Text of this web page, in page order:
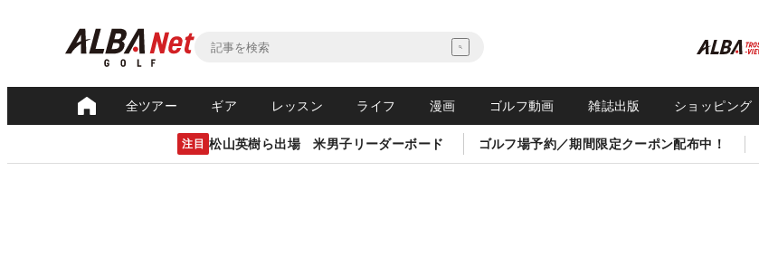
全ツアー ギア レッスン ライフ 漫画 ゴルフ動画 雑誌出版 ショッピング
注目 松山英樹ら出場 米男子リーダーボード ゴルフ場予約／期間限定クーポン配布中！